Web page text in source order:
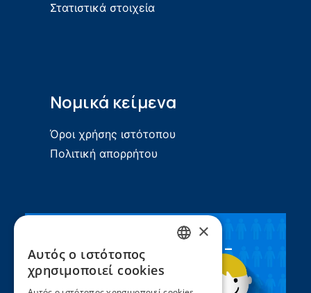
Στατιστικά στοιχεία
Νομικά κείμενα
Όροι χρήσης ιστότοπου
Πολιτική απορρήτου
Συνεργασία ΣEEN –
UNICEF
×
Αυτός ο ιστότοπος
χρησιμοποιεί cookies